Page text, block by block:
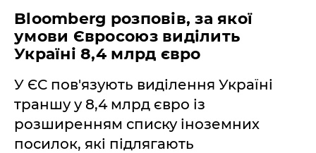
Bloomberg розповів, за якої
умови Євросоюз виділить
Україні 8,4 млрд євро
У ЄС пов'язують виділення Україні
траншу у 8,4 млрд євро із
розширенням списку іноземних
посилок, які підлягають